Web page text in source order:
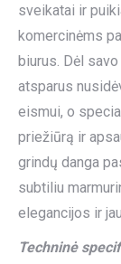
sveikatai ir
komercinėms
biurus. Dėl
atsparus
eismui, o
priežiūrą ir
grindų danga
subtiliu
elegancijos ir
Techninė